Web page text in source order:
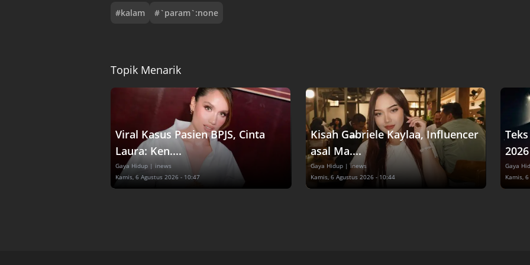
#kalam #`param`:none
Topik Menarik
Viral Kasus Pasien BPJS, Cinta
Laura: Ken....
Gaya Hidup | inews
Kamis, 6 Agustus 2026 - 10:47
Kisah Gabriele Kaylaa, Influencer
asal Ma....
Gaya Hidup | inews
Kamis, 6 Agustus 2026 - 10:44
Gaya
Kamis,